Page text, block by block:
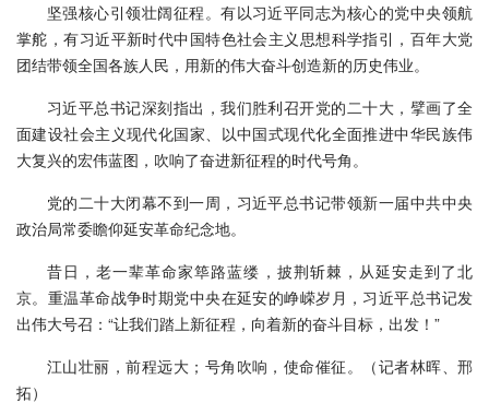
坚强核心引领壮阔征程。有以习近平同志为核心的党中央领航
掌舵，有习近平新时代中国特色社会主义思想科学指引，百年大党
团结带领全国各族人民，用新的伟大奋斗创造新的历史伟业。
习近平总书记深刻指出，我们胜利召开党的二十大，擘画了全
面建设社会主义现代化国家、以中国式现代化全面推进中华民族伟
大复兴的宏伟蓝图，吹响了奋进新征程的时代号角。
党的二十大闭幕不到一周，习近平总书记带领新一届中共中央
政治局常委瞻仰延安革命纪念地。
昔日，老一辈革命家筚路蓝缕，披荆斩棘，从延安走到了北
京。重温革命战争时期党中央在延安的峥嵘岁月，习近平总书记发
出伟大号召：“让我们踏上新征程，向着新的奋斗目标，出发！”
江山壮丽，前程远大；号角吹响，使命催征。（记者林晖、邢
拓）